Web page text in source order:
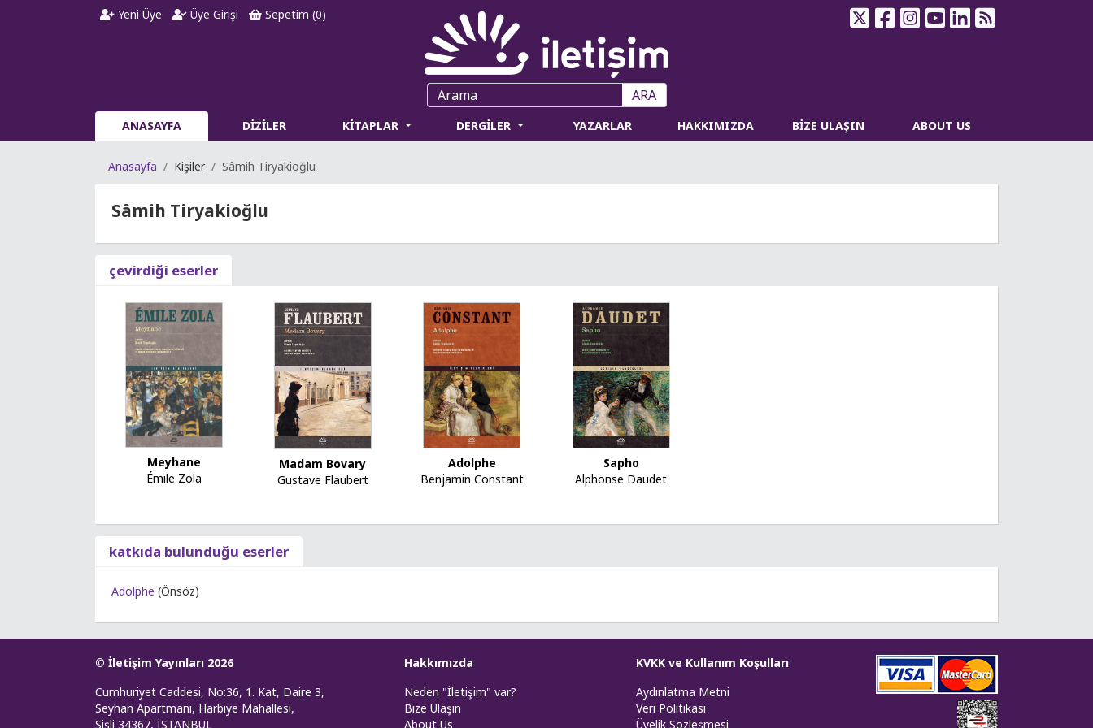
Yeni Üye Üye Girişi Sepetim (0)
ARA
ANASAYFA DİZİLER KİTAPLAR DERGİLER YAZARLAR HAKKIMIZDA BİZE ULAŞIN ABOUT US
Anasayfa Kişiler Sâmih Tiryakioğlu
Sâmih Tiryakioğlu
çevirdiği eserler
Meyhane
Émile Zola
Madam Bovary
Gustave Flaubert
Adolphe
Benjamin Constant
Sapho
Alphonse Daudet
katkıda bulunduğu eserler
Adolphe (Önsöz)
© İletişim Yayınları 2026
Cumhuriyet Caddesi, No:36, 1. Kat, Daire 3,
Seyhan Apartmanı, Harbiye Mahallesi,
Şişli 34367, İSTANBUL
Hakkımızda
Neden "İletişim" var?
Bize Ulaşın
About Us
KVKK ve Kullanım Koşulları
Aydınlatma Metni
Veri Politikası
Üyelik Sözleşmesi